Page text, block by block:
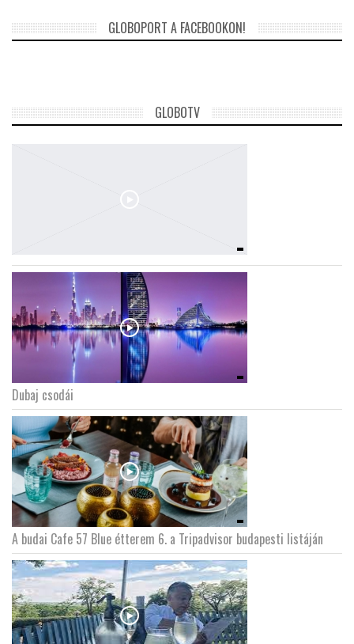
GLOBOPORT A FACEBOOKON!
GLOBOTV
Dubaj csodái
A budai Cafe 57 Blue étterem 6. a Tripadvisor budapesti listáján